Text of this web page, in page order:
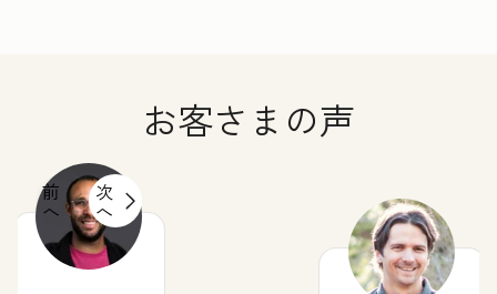
お客さまの声
前
へ
次
へ